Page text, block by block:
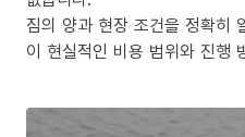
짐의 양과 현장 조건을 정확히
이 현실적인 비용 범위와 진행